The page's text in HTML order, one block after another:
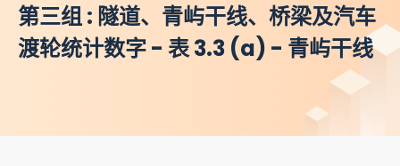
第三组 : 隧道、青屿干线、桥梁及汽车
渡轮统计数字 - 表 3.3 (a) - 青屿干线